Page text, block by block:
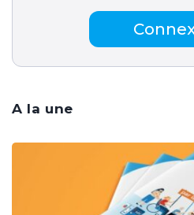
A la une